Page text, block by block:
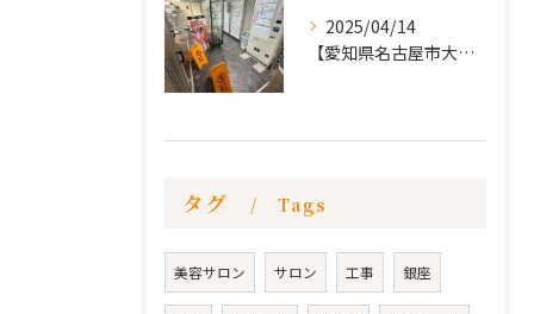
2025/04/14
【愛知県名古屋市大須 カードショップ屋のリノベーション
タグ Tags
美容サロン サロン 工事 銀座